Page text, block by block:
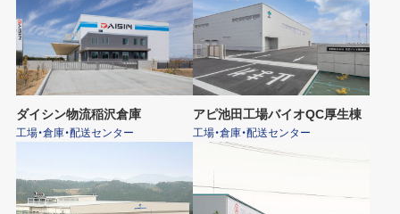
ダイシン物流稲沢倉庫
工場・倉庫・配送センター
アピ池田工場バイオQC厚生棟
工場・倉庫・配送センター